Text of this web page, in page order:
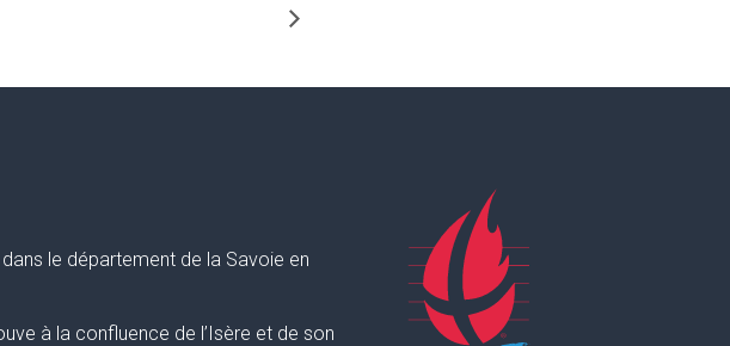
le département de la Savoie en
à la confluence de l’Isère et de son